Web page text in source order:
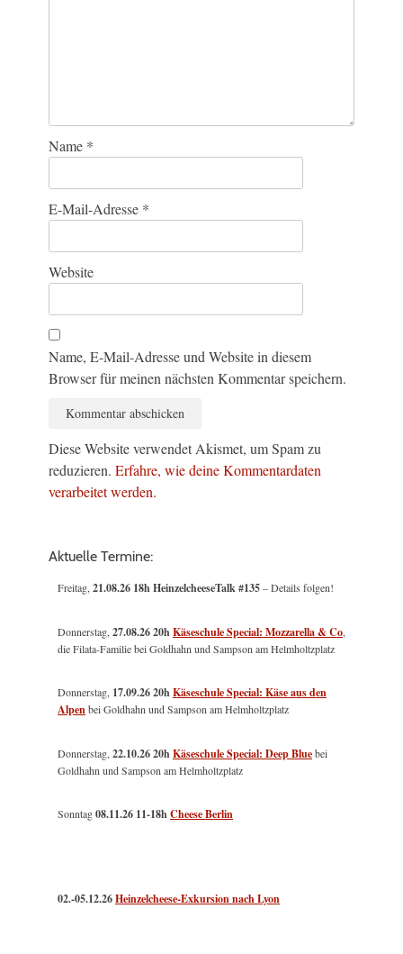
Name *
E-Mail-Adresse *
Website
Name, E-Mail-Adresse und Website in diesem
Browser für meinen nächsten Kommentar speichern.
Diese Website verwendet Akismet, um Spam zu
reduzieren. Erfahre, wie deine Kommentardaten
verarbeitet werden.
Aktuelle Termine:
Freitag,21.08.26 18h HeinzelcheeseTalk #135– Details folgen!
Donnerstag,27.08.26 20hKäseschule Special: Mozzarella & Co,
die Filata-Familie bei Goldhahn und Sampson am Helmholtzplatz
Donnerstag, 17.09.26 20hKäseschule Special: Käse aus den
Alpenbei Goldhahn und Sampson am Helmholtzplatz
Donnerstag,22.10.26 20hKäseschule Special: Deep Bluebei
Goldhahn und Sampson am Helmholtzplatz
Sonntag08.11.26 11-18hCheese Berlin
02.-05.12.26Heinzelcheese-Exkursion nach Lyon